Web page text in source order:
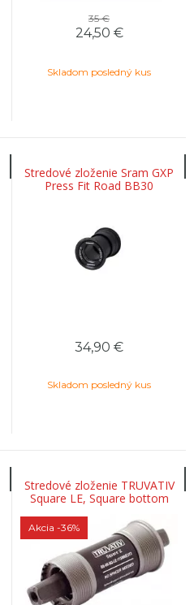
35 €
24,50 €
Skladom posledný kus
Stredové zloženie Sram GXP
Press Fit Road BB30
34,90 €
Skladom posledný kus
Stredové zloženie TRUVATIV
Square LE, Square bottom
bracket, BSA, 68mm,
113mm, Steel, Grey
Akcia -36%